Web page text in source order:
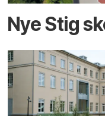
Nye Stig